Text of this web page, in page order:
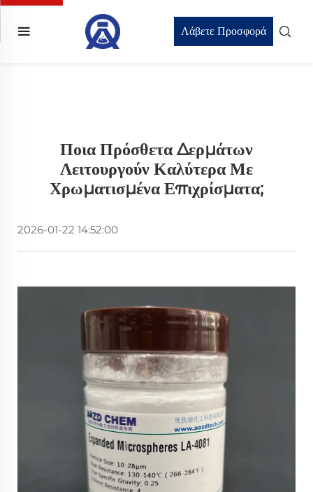
Λάβετε Προσφορά
Ποια Πρόσθετα Δερμάτων
Λειτουργούν Καλύτερα Με
Χρωματισμένα Επιχρίσματα;
2026-01-22 14:52:00